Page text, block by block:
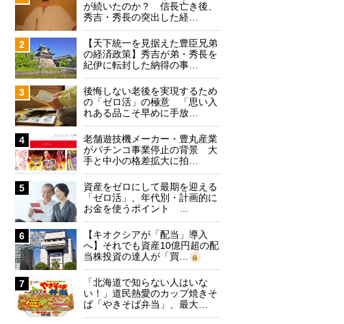
が続いたのか？ 信長亡き後、
秀吉・秀長の突出した経…
2
【天下統一を見据えた豊臣兄弟
の経済政策】秀吉が弟・秀長を
紀伊に転封した納得の事…
3
後悔しない老後を実現するため
の「ゼロ活」の極意 「思い入
れある品こそ早めに手放…
4
老舗遊技機メーカー・豊丸産業
がパチンコ事業停止の背景 大
手と中小の格差拡大に拍…
5
資産をゼロにして最期を迎える
「ゼロ活」、年代別・計画的に
お金を使うポイント …
6
【キオクシアが「配当」導入
へ】それでも資産10億円超の配
当株投資の達人が「買…
7
「北海道で知らない人はいな
い！」道民熱愛のカップ焼きそ
ば「やきそば弁当」、最大…